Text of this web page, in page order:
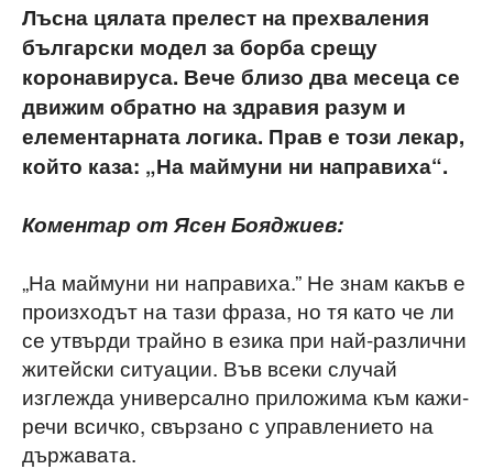
Лъсна цялата прелест на прехваления
български модел за борба срещу
коронавируса. Вече близо два месеца се
движим обратно на здравия разум и
елементарната логика. Прав е този лекар,
който каза: „На маймуни ни направиха“.
Коментар от Ясен Бояджиев:
„На маймуни ни направиха.” Не знам какъв е
произходът на тази фраза, но тя като че ли
се утвърди трайно в езика при най-различни
житейски ситуации. Във всеки случай
изглежда универсално приложима към кажи-
речи всичко, свързано с управлението на
държавата.